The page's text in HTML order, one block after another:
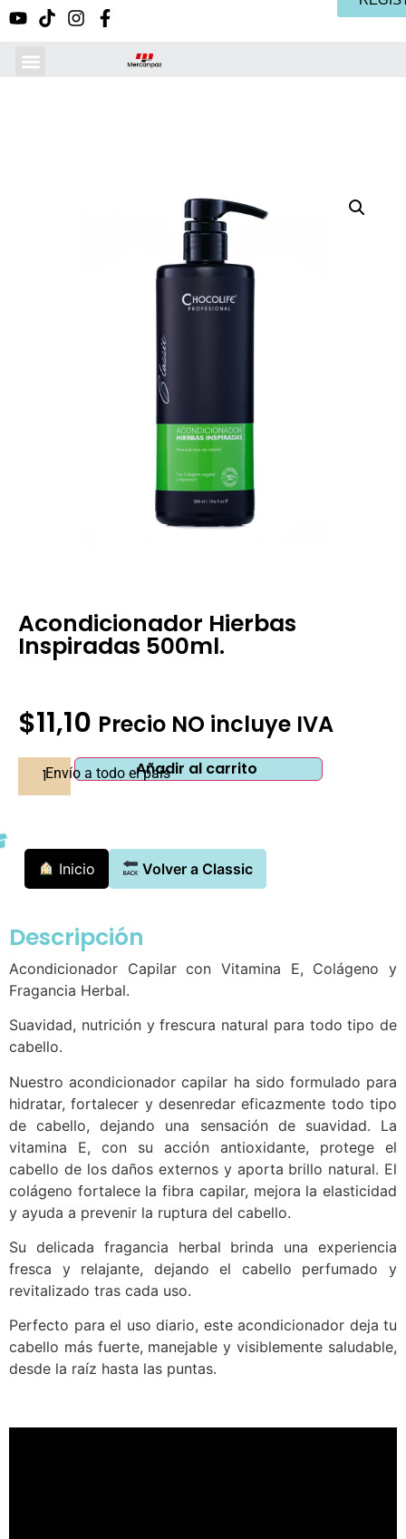
Acondicionador Hierbas
Inspiradas 500ml.
$11,10 Precio NO incluye IVA
Añadir al carrito
Envío a todo el país
Inicio Volver a Classic
Descripción
Acondicionador Capilar con Vitamina E, Colágeno y
Fragancia Herbal.
Suavidad, nutrición y frescura natural para todo tipo de
cabello.
Nuestro acondicionador capilar ha sido formulado para
hidratar, fortalecer y desenredar eficazmente todo tipo
de cabello, dejando una sensación de suavidad. La
vitamina E, con su acción antioxidante, protege el
cabello de los daños externos y aporta brillo natural. El
colágeno fortalece la fibra capilar, mejora la elasticidad
y ayuda a prevenir la ruptura del cabello.
Su delicada fragancia herbal brinda una experiencia
fresca y relajante, dejando el cabello perfumado y
revitalizado tras cada uso.
Perfecto para el uso diario, este acondicionador deja tu
cabello más fuerte, manejable y visiblemente saludable,
desde la raíz hasta las puntas.